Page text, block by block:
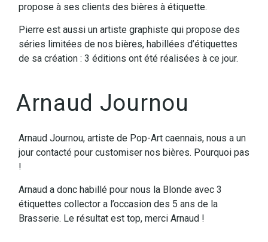
propose à ses clients des bières à étiquette.
Pierre est aussi un artiste graphiste qui propose des
séries limitées de nos bières, habillées d’étiquettes
de sa création : 3 éditions ont été réalisées à ce jour.
Arnaud Journou
Arnaud Journou, artiste de Pop-Art caennais, nous a un
jour contacté pour customiser nos bières. Pourquoi pas
!
Arnaud a donc habillé pour nous la Blonde avec 3
étiquettes collector a l’occasion des 5 ans de la
Brasserie. Le résultat est top, merci Arnaud !